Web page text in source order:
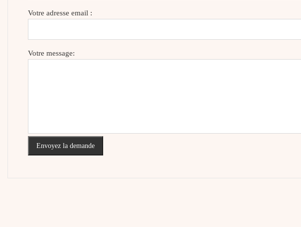
Votre adresse email :
Votre message:
Envoyez la demande